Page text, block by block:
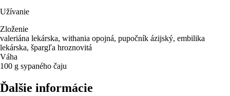
Užívanie
Zloženie
valeriána lekárska, withania opojná, pupočník ázijský, embilika
lekárska, špargľa hroznovitá
Váha
100 g sypaného čaju
Ďalšie informácie